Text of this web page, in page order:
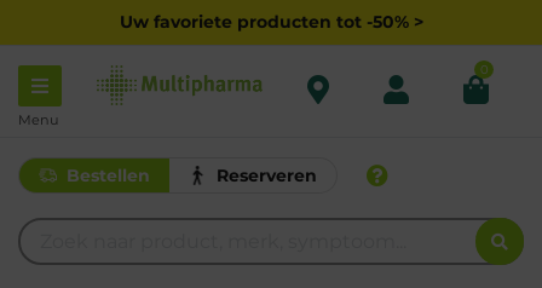
Uw favoriete producten tot -50% >
Menu
0
Bestellen Reserveren